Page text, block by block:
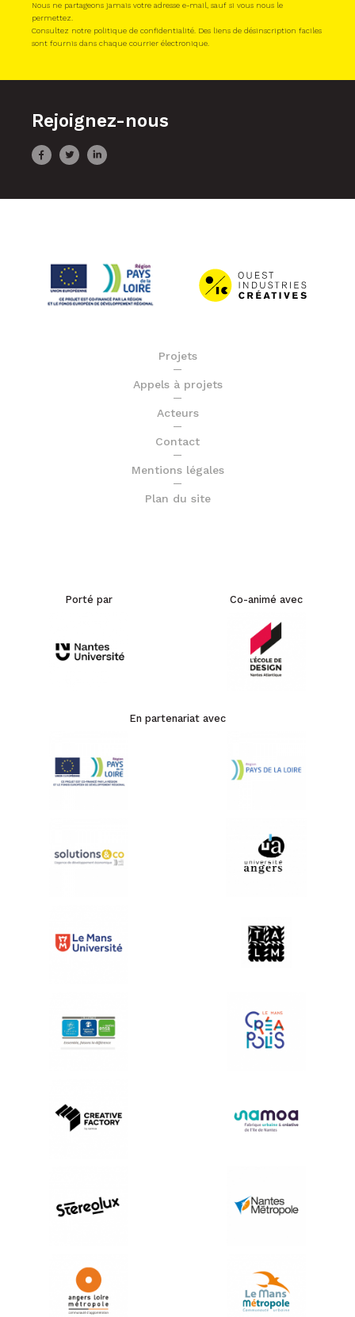
Nous ne partageons jamais votre adresse e-mail, sauf si vous nous le
permettez.
Consultez notre politique de confidentialité. Des liens de désinscription faciles
sont fournis dans chaque courrier électronique.
Rejoignez-nous
Projets
Appels à projets
Acteurs
Contact
Mentions légales
Plan du site
Porté par Co-animé avec
En partenariat avec